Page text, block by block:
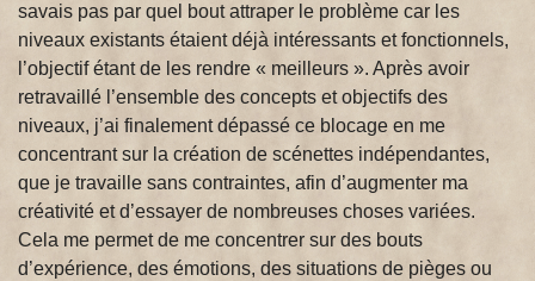
savais pas par quel bout attraper le problème car les
niveaux existants étaient déjà intéressants et fonctionnels,
l’objectif étant de les rendre « meilleurs ». Après avoir
retravaillé l’ensemble des concepts et objectifs des
niveaux, j’ai finalement dépassé ce blocage en me
concentrant sur la création de scénettes indépendantes,
que je travaille sans contraintes, afin d’augmenter ma
créativité et d’essayer de nombreuses choses variées.
Cela me permet de me concentrer sur des bouts
d’expérience, des émotions, des situations de pièges ou